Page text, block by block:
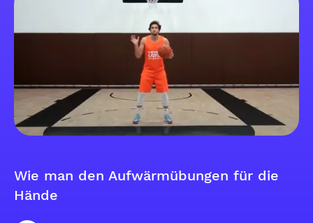
Wie man den Aufwärmübungen für die
Hände